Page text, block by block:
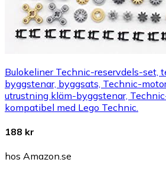
Bulokeliner Technic-reservdels-set,
byggstenar, byggsats, Technic-
utrustning kläm-byggstenar,
kompatibel med Lego Technic.
188 kr
hos Amazon.se